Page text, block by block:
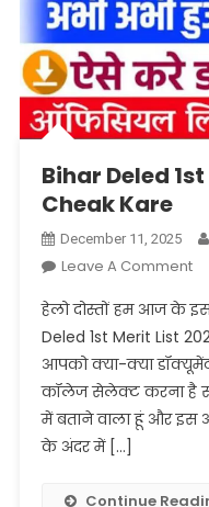
Bihar Deled
Cheak Kare
December 11, 2025
Leave A CommentOn
1st
हेलो दोस्तों हम आज के
Deled 1st Merit List
आपको क्या-क्या
कॉलेज सेलेक्ट करना है
में बताने वाला हूं और
के अंदर में […]
Continue